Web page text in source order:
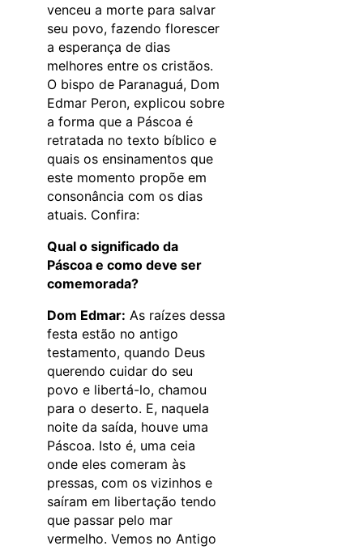
venceu a morte para salvar
seu povo, fazendo florescer
a esperança de dias
melhores entre os cristãos.
O bispo de Paranaguá, Dom
Edmar Peron, explicou sobre
a forma que a Páscoa é
retratada no texto bíblico e
quais os ensinamentos que
este momento propõe em
consonância com os dias
atuais. Confira:
Qual o significado da
Páscoa e como deve ser
comemorada?
Dom Edmar: As raízes dessa
festa estão no antigo
testamento, quando Deus
querendo cuidar do seu
povo e libertá-lo, chamou
para o deserto. E, naquela
noite da saída, houve uma
Páscoa. Isto é, uma ceia
onde eles comeram às
pressas, com os vizinhos e
saíram em libertação tendo
que passar pelo mar
vermelho. Vemos no Antigo